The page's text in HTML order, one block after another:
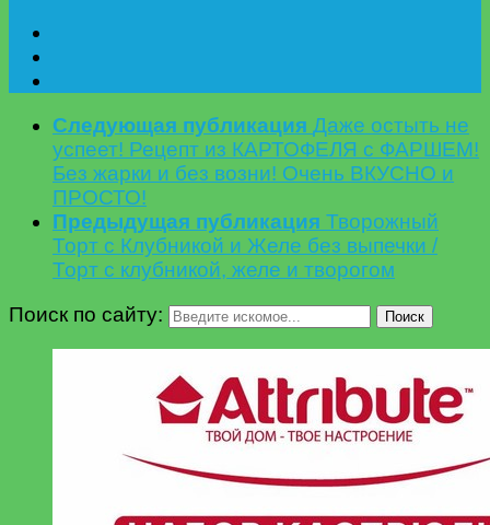
Следующая публикация Даже остыть не
успеет! Рецепт из КАРТОФЕЛЯ с ФАРШЕМ!
Без жарки и без возни! Очень ВКУСНО и
ПРОСТО!
Предыдущая публикация Творожный
Торт с Клубникой и Желе без выпечки /
Торт с клубникой, желе и творогом
Поиск по сайту:
Поиск